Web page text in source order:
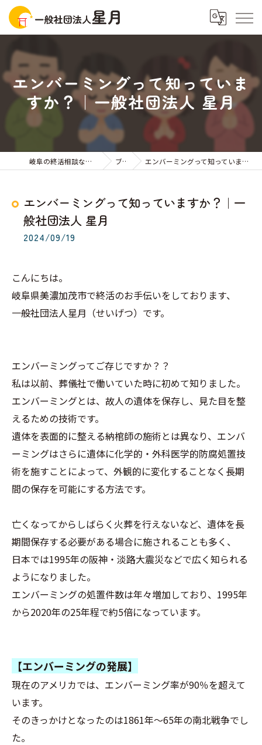
エンバーミングって知っていま
すか？｜一般社団法人 星月
岐阜の終活相談なら一般社団法人星月 ブログ エンバーミングって知っていますか？｜一般社団法人 星月
エンバーミングって知っていますか？｜一
般社団法人 星月
2024/09/19
こんにちは。
岐阜県美濃加茂市で終活のお手伝いをしております、
一般社団法人星月（せいげつ）です。
エンバーミングってご存じですか？？
私は以前、葬儀社で働いていた時に初めて知りました。
エンバーミングとは、故人の遺体を保存し、見た目を整
えるための技術です。
遺体を表面的に整える納棺師の施術とは異なり、エンバ
ーミングはさらに遺体に化学的・外科医学的防腐処置技
術を施すことによって、外観的に変化することなく長期
間の保存を可能にする方法です。
亡くなってからしばらく火葬を行えないなど、遺体を長
期間保存する必要がある場合に施されることも多く、
日本では1995年の阪神・淡路大震災などで広く知られる
ようになりました。
エンバーミングの処置件数は年々増加しており、1995年
から2020年の25年程で約5倍になっています。
【エンバーミングの発展】
現在のアメリカでは、エンバーミング率が90％を超えて
います。
そのきっかけとなったのは1861年～65年の南北戦争でし
た。